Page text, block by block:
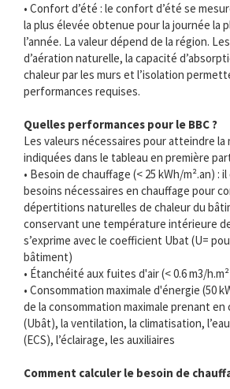
• Confort d’été : le confort d’été se
la plus élevée obtenue pour la journée la
l’année. La valeur dépend de la région.
d’aération naturelle, la capacité
chaleur par les murs et l’isolation
performances requises.
Quelles performances pour le BBC ?
Les valeurs nécessaires pour atteindre la
indiquées dans le tableau en première
• Besoin de chauffage (< 25 kWh/m².an) :
besoins nécessaires en chauffage pour
dépertitions naturelles de chaleur du
conservant une température intérieure
s’exprime avec le coefficient Ubat (U=
bâtiment)
• Étanchéité aux fuites d'air (< 0.6 m3/
• Consommation maximale d'énergie (50
de la consommation maximale prenant
(Ubât), la ventilation, la climatisation,
(ECS), l’éclairage, les auxiliaires
Comment calculer le besoin de